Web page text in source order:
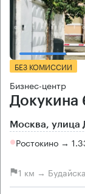
БЕЗ КОМИССИИ
Бизнес-центр
Докукина
Москва, улица
Ростокино →
1 км →